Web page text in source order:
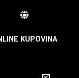
KUPOVINA